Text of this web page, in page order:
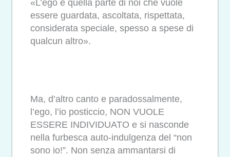
«L’ego è quella parte di noi che vuole
essere guardata, ascoltata, rispettata,
considerata speciale, spesso a spese di
qualcun altro».
Ma, d’altro canto e paradossalmente,
l’ego, l’io posticcio, NON VUOLE
ESSERE INDIVIDUATO e si nasconde
nella furbesca auto-indulgenza del “non
sono io!”. Non senza ammantarsi di